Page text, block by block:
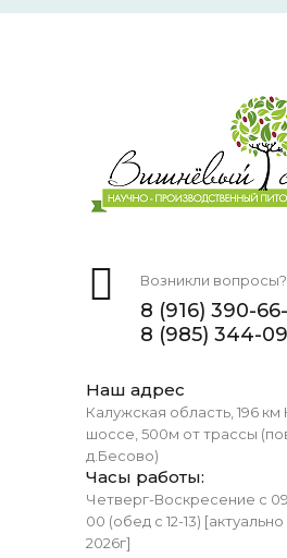
Возникли
8 (916) 390-
8 (985) 344-
Наш адрес
Калужская область, 196 км
шоссе, 500м от трассы
д.Бесово)
Часы работы:
Четверг-Воскресение с
00 (обед с 12-13)
2026г]